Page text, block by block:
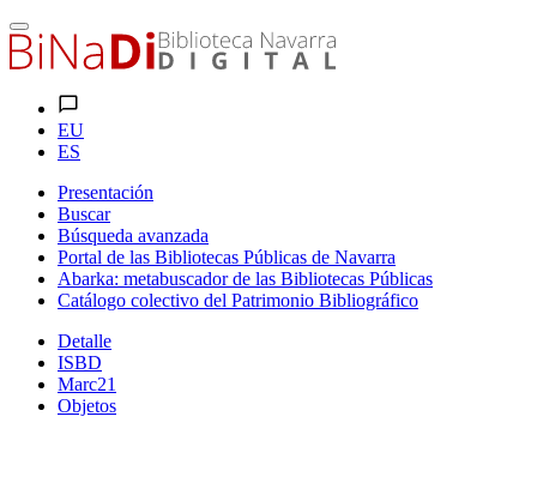
EU
ES
Presentación
Buscar
Búsqueda avanzada
Portal de las Bibliotecas Públicas de Navarra
Abarka: metabuscador de las Bibliotecas Públicas
Catálogo colectivo del Patrimonio Bibliográfico
Detalle
ISBD
Marc21
Objetos